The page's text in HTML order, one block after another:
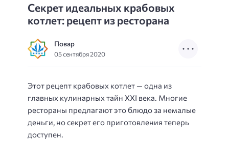
Секрет идеальных крабовых
котлет: рецепт из ресторана
Повар
05 сентября 2020
Этот рецепт крабовых котлет — одна из
главных кулинарных тайн XXI века. Многие
рестораны предлагают это блюдо за немалые
деньги, но секрет его приготовления теперь
доступен.